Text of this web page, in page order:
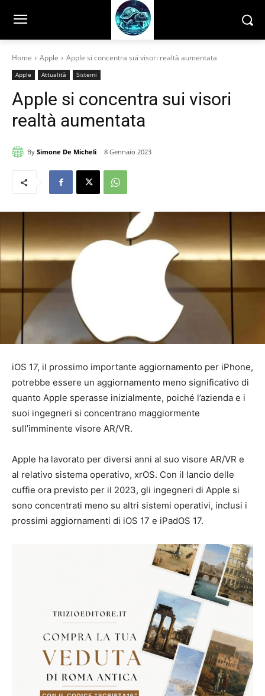
Home Apple Apple si concentra sui visori realtà aumentata
Apple Attualità Sistemi
Apple si concentra sui visori
realtà aumentata
By Simone De Micheli 8 Gennaio 2023
iOS 17, il prossimo importante aggiornamento per iPhone,
potrebbe essere un aggiornamento meno significativo di
quanto Apple sperasse inizialmente, poiché l’azienda e i
suoi ingegneri si concentrano maggiormente
sull’imminente visore AR/VR.
Apple ha lavorato per diversi anni al suo visore AR/VR e
al relativo sistema operativo, xrOS. Con il lancio delle
cuffie ora previsto per il 2023, gli ingegneri di Apple si
sono concentrati meno su altri sistemi operativi, inclusi i
prossimi aggiornamenti di iOS 17 e iPadOS 17.